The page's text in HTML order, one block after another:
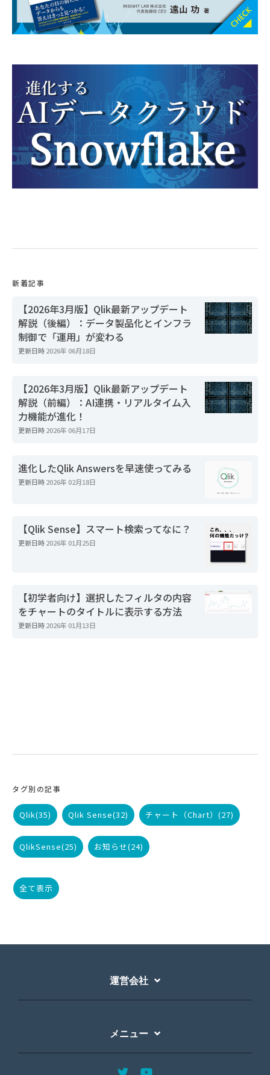
新着記事
【2026年3月版】Qlik最新アップデート
解説（後編）：データ製品化とインフラ
制御で「運用」が変わる
更新日時2026年 06月18日
【2026年3月版】Qlik最新アップデート
解説（前編）：AI連携・リアルタイム入
力機能が進化！
更新日時2026年 06月17日
進化したQlik Answersを早速使ってみる
更新日時2026年 02月18日
【Qlik Sense】スマート検索ってなに？
更新日時2026年 01月25日
【初学者向け】選択したフィルタの内容
をチャートのタイトルに表示する方法
更新日時2026年 01月13日
タグ別の記事
Qlik(35) Qlik Sense(32) チャート（Chart） (27)
QlikSense(25) お知らせ(24)
全て表示
運営会社
メニュー